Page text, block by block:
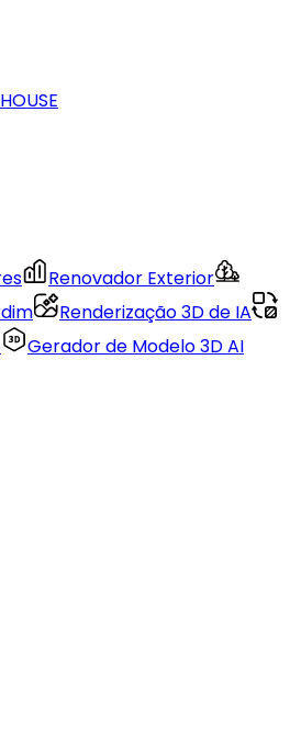
Renovador Exterior
Renderização 3D de IA
Gerador de Modelo 3D AI